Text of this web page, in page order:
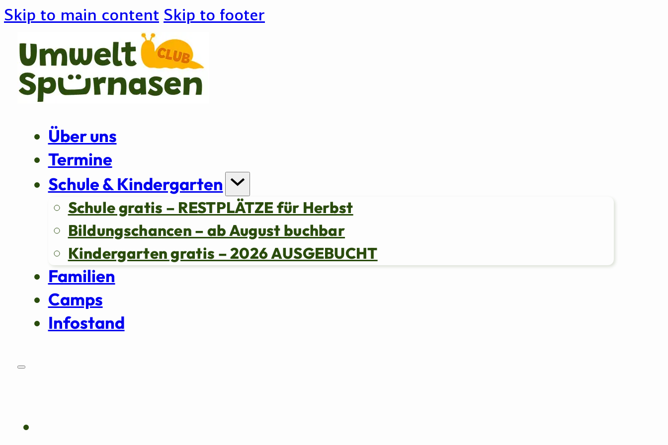
Skip to main content Skip to footer
Über uns
Termine
Schule & Kindergarten
Schule gratis – RESTPLÄTZE für Herbst
Bildungschancen – ab August buchbar
Kindergarten gratis – 2026 AUSGEBUCHT
Familien
Camps
Infostand